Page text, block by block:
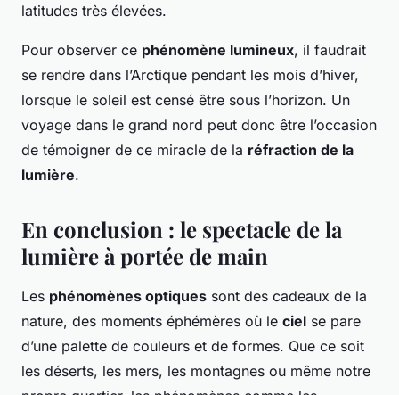
latitudes très élevées.
Pour observer ce phénomène lumineux, il faudrait
se rendre dans l’Arctique pendant les mois d’hiver,
lorsque le soleil est censé être sous l’horizon. Un
voyage dans le grand nord peut donc être l’occasion
de témoigner de ce miracle de la réfraction de la
lumière.
En conclusion : le spectacle de la
lumière à portée de main
Les phénomènes optiques sont des cadeaux de la
nature, des moments éphémères où le ciel se pare
d’une palette de couleurs et de formes. Que ce soit
les déserts, les mers, les montagnes ou même notre